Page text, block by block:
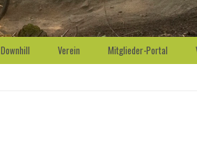
Downhill Verein Mitglieder-Portal